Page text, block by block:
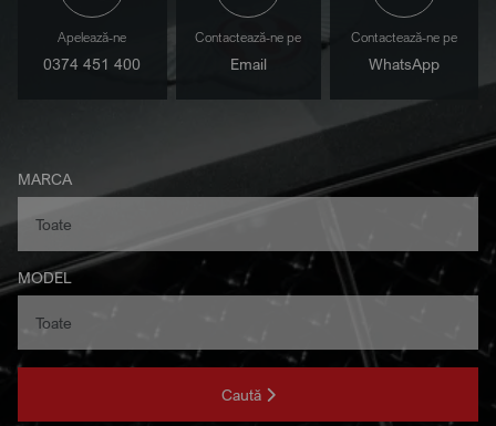
Apelează-ne
0374 451 400
Contactează-ne pe
Email
Contactează-ne pe
WhatsApp
MARCA
MODEL
Caută